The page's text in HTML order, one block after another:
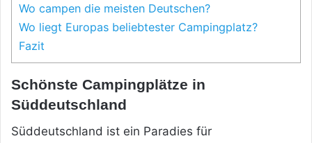
Wo campen die meisten Deutschen?
Wo liegt Europas beliebtester Campingplatz?
Fazit
Schönste Campingplätze in
Süddeutschland
Süddeutschland ist ein Paradies für